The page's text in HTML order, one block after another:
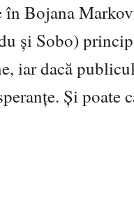
Bojana
și Sobo)
iar dacă
Și poate